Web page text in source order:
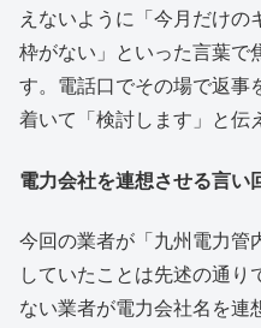
えないように「今月だけの
枠がない」といった言葉で
す。電話口でその場で返事
着いて「検討します」と伝
電力会社を連想させる言い
今回の業者が「九州電力管
していたことは先述の通り
ない業者が電力会社名を連